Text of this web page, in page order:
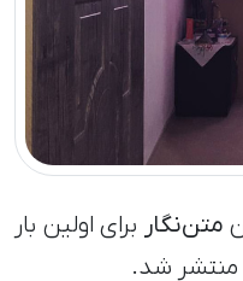
متن‌نگار برای اولین بار
منتشر شد.